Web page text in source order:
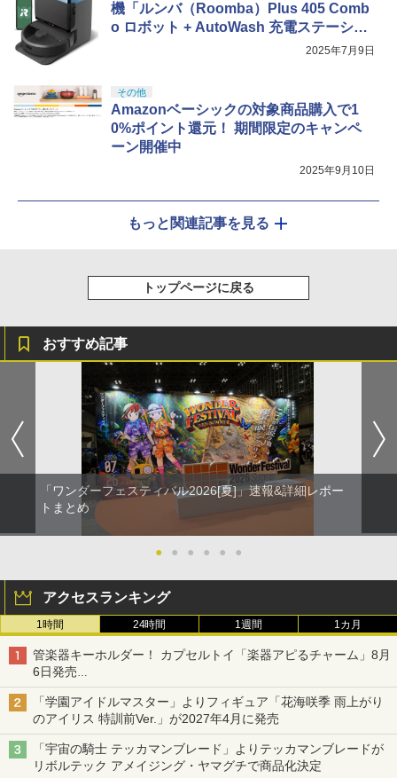
機「ルンバ（Roomba）Plus 405 Comb
o ロボット + AutoWash 充電ステーショ
2025年7月9日
その他
Amazonベーシックの対象商品購入で1
0%ポイント還元！ 期間限定のキャンペ
ーン開催中
2025年9月10日
もっと関連記事を見る
トップページに戻る
おすすめ記事
「ワンダーフェスティバル2026[夏]」速報&詳細レポー
トまとめ
● ● ● ● ● ●
アクセスランキング
1時間 24時間 1週間 1カ月
管楽器キーホルダー！ カプセルトイ「楽器アピるチャーム」8月
6日発売
チューバ、テナサクなど5種各3色
「学園アイドルマスター」よりフィギュア「花海咲季 雨上がり
のアイリス 特訓前Ver.」が2027年4月に発売
「宇宙の騎士 テッカマンブレード」よりテッカマンブレードが
リボルテック アメイジング・ヤマグチで商品化決定